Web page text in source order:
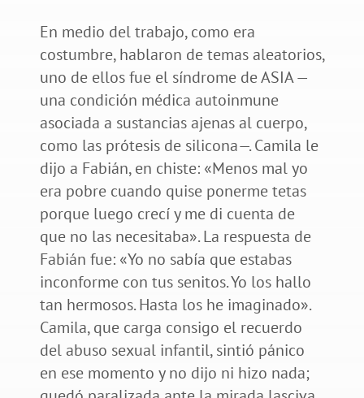
En medio del trabajo, como era
costumbre, hablaron de temas aleatorios,
uno de ellos fue el síndrome de ASIA —
una condición médica autoinmune
asociada a sustancias ajenas al cuerpo,
como las prótesis de silicona—. Camila le
dijo a Fabián, en chiste: «Menos mal yo
era pobre cuando quise ponerme tetas
porque luego crecí y me di cuenta de
que no las necesitaba». La respuesta de
Fabián fue: «Yo no sabía que estabas
inconforme con tus senitos. Yo los hallo
tan hermosos. Hasta los he imaginado».
Camila, que carga consigo el recuerdo
del abuso sexual infantil, sintió pánico
en ese momento y no dijo ni hizo nada;